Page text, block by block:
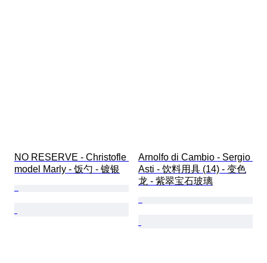
NO RESERVE - Christofle
model Marly - 饭勺 - 镀银
Arnolfo di Cambio - Sergio
Asti - 饮料用具 (14) - 变色
龙 - 紫翠宝石玻璃